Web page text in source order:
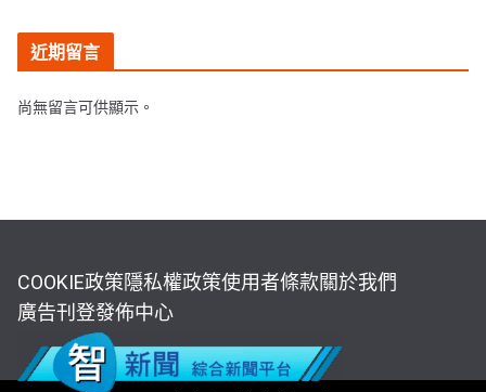
近期留言
尚無留言可供顯示。
COOKIE政策隱私權政策使用者條款關於我們
廣告刊登發佈中心